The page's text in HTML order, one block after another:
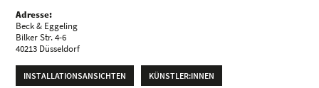
Adresse:
Beck & Eggeling
Bilker Str. 4-6
40213 Düsseldorf
INSTALLATIONSANSICHTEN KÜNSTLER:INNEN